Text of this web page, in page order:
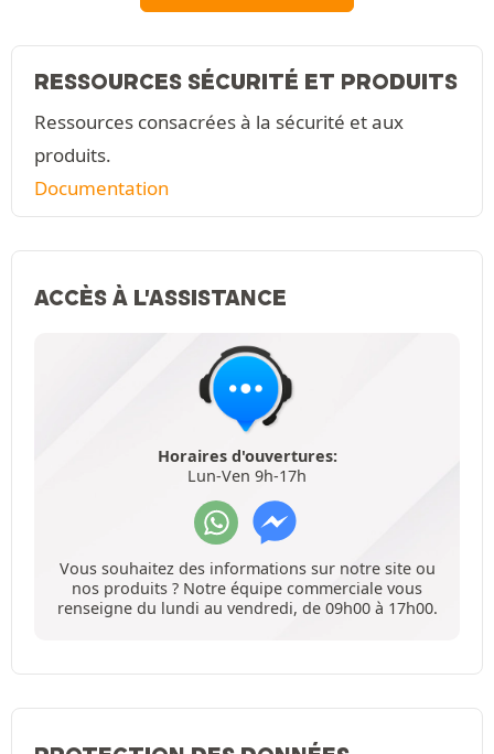
RESSOURCES SÉCURITÉ ET PRODUITS
Ressources consacrées à la sécurité et aux
produits.
Documentation
ACCÈS À L'ASSISTANCE
Horaires d'ouvertures:
Lun-Ven 9h-17h
Vous souhaitez des informations sur notre site ou
nos produits ? Notre équipe commerciale vous
renseigne du lundi au vendredi, de 09h00 à 17h00.